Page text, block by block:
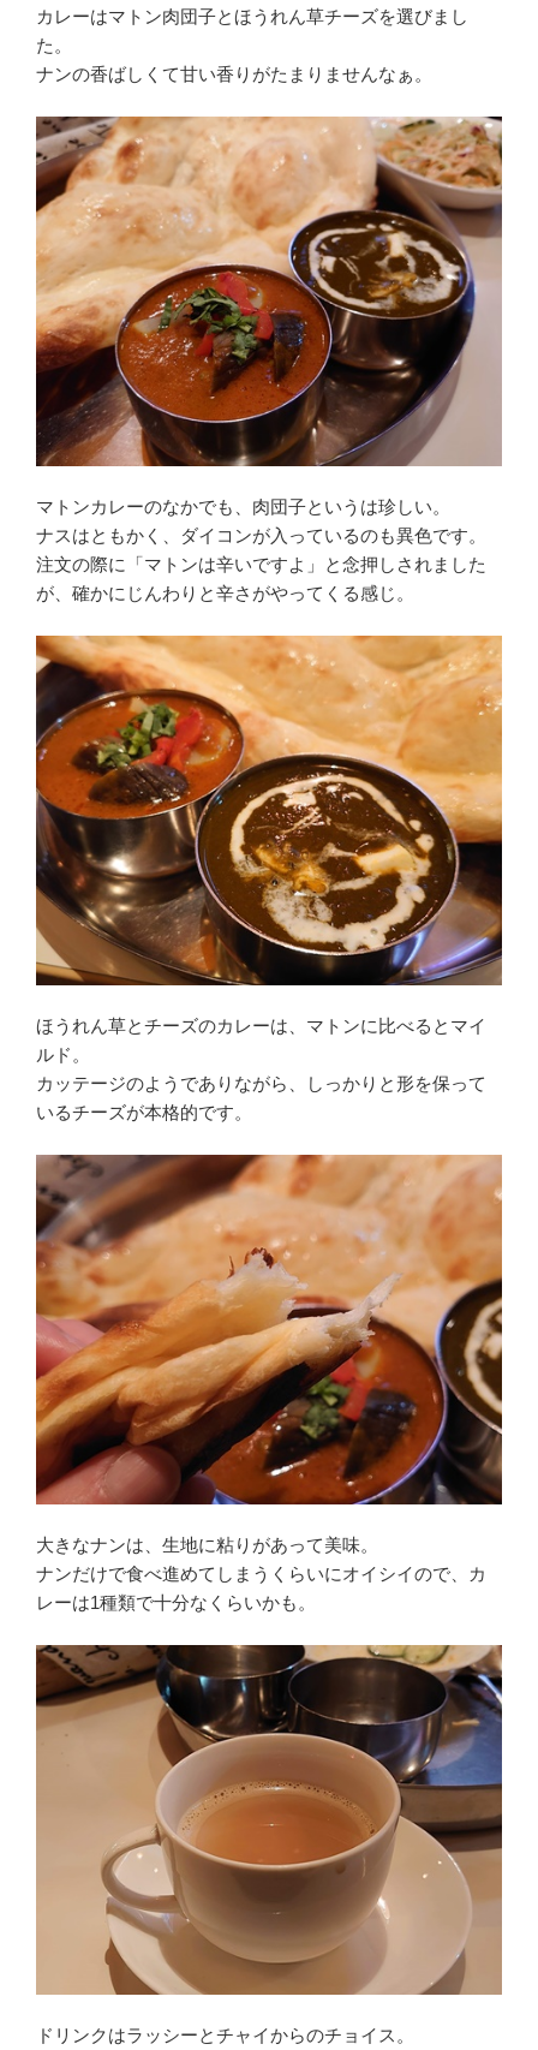
カレーはマトン肉団子とほうれん草チーズを選びまし
た。
ナンの香ばしくて甘い香りがたまりませんなぁ。
マトンカレーのなかでも、肉団子というは珍しい。
ナスはともかく、ダイコンが入っているのも異色です。
注文の際に「マトンは辛いですよ」と念押しされました
が、確かにじんわりと辛さがやってくる感じ。
ほうれん草とチーズのカレーは、マトンに比べるとマイ
ルド。
カッテージのようでありながら、しっかりと形を保って
いるチーズが本格的です。
大きなナンは、生地に粘りがあって美味。
ナンだけで食べ進めてしまうくらいにオイシイので、カ
レーは1種類で十分なくらいかも。
ドリンクはラッシーとチャイからのチョイス。